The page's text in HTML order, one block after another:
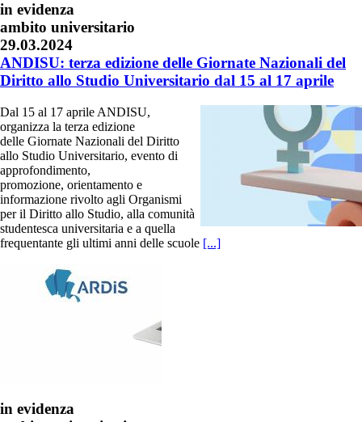
in evidenza
ambito universitario
29.03.2024
ANDISU: terza edizione delle Giornate Nazionali del
Diritto allo Studio Universitario dal 15 al 17 aprile
Dal 15 al 17 aprile ANDISU,
organizza la terza edizione
delle Giornate Nazionali del Diritto
allo Studio Universitario, evento di
approfondimento,
promozione, orientamento e
informazione rivolto agli Organismi
per il Diritto allo Studio, alla comunità
studentesca universitaria e a quella
frequentante gli ultimi anni delle scuole [...]
in evidenza